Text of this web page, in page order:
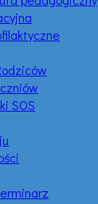
SOS